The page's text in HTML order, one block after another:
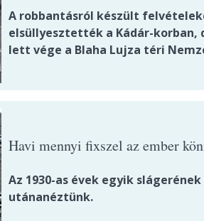
A robbantásról készült
elsüllyesztették a Kádár-korban,
lett vége a Blaha Lujza téri
Havi mennyi fixszel az ember
Az 1930-as évek egyik
utánanéztünk.